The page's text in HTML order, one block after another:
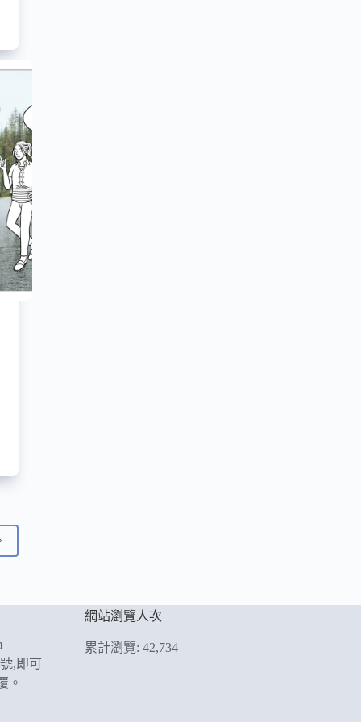
,即可
。
網站瀏覽人次
累計瀏覽: 42,734